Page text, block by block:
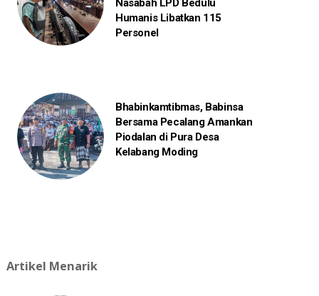
Humanis Libatkan 115
Personel
Bhabinkamtibmas, Babinsa
Bersama Pecalang Amankan
Piodalan di Pura Desa
Kelabang Moding
Artikel Menarik